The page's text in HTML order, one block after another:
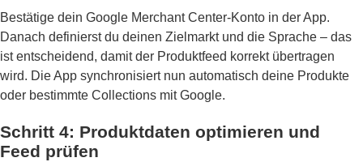
Bestätige dein Google Merchant Center-Konto in der App.
Danach definierst du deinen Zielmarkt und die Sprache – das
ist entscheidend, damit der Produktfeed korrekt übertragen
wird. Die App synchronisiert nun automatisch deine Produkte
oder bestimmte Collections mit Google.
Schritt 4: Produktdaten optimieren und
Feed prüfen